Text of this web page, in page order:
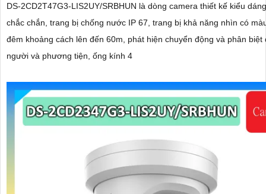
DS-2CD2T47G3-LIS2UY/SRBHUN là dòng camera thiết kế kiểu
chắc chắn, trang bị chống nước IP 67, trang bị khả năng nhìn có màu vào ban
đêm khoảng cách lên đến 60m, phát hiện chuyển động và phân biệt
người và phương tiện, ống kính 4